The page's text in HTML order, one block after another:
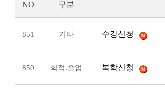
NO 구분
851 기타 수강신청
850 학적.졸업 복학신청